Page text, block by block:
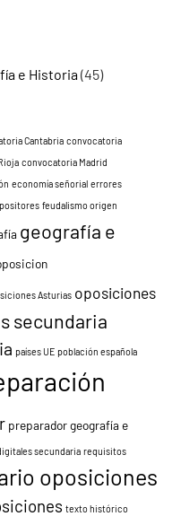
e Historia(45)
Cantabria convocatoria
convocatoria Madrid
economía señorial errores
feudalismo origen
geografía e
Asturias oposiciones
secundaria
países UE población española
preparador geografía e
secundaria requisitos
oposiciones
texto histórico